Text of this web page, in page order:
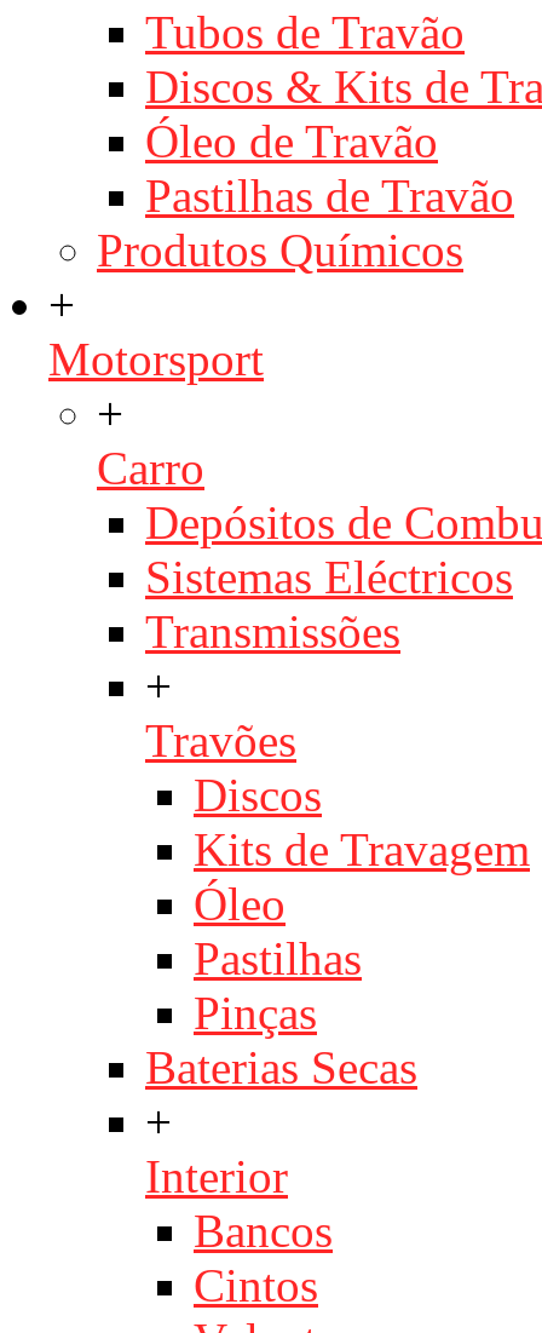
Tubos de Travão
Discos & Kits de
Óleo de Travão
Pastilhas de Travão
Produtos Químicos
+
Motorsport
+
Carro
Depósitos de
Sistemas Eléctricos
Transmissões
+
Travões
Discos
Kits de Travagem
Óleo
Pastilhas
Pinças
Baterias Secas
+
Interior
Bancos
Cintos